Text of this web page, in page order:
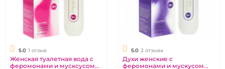
5.0 1 отзыв
Женская туалетная вода с
феромонами и мусксусом
5.0 2 отзыва
Духи женские с
феромонами и мускусом